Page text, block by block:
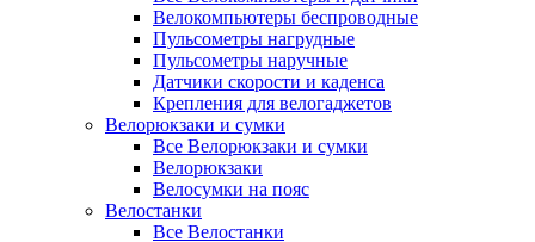
Велокомпьютеры беспроводные
Пульсометры нагрудные
Пульсометры наручные
Датчики скорости и каденса
Крепления для велогаджетов
Велорюкзаки и сумки
Все Велорюкзаки и сумки
Велорюкзаки
Велосумки на пояс
Велостанки
Все Велостанки